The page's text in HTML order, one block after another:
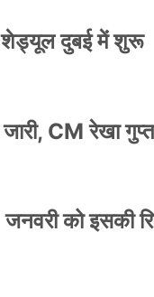
शेड्यूल दुबई में शुरू
जारी, CM
को इसकी